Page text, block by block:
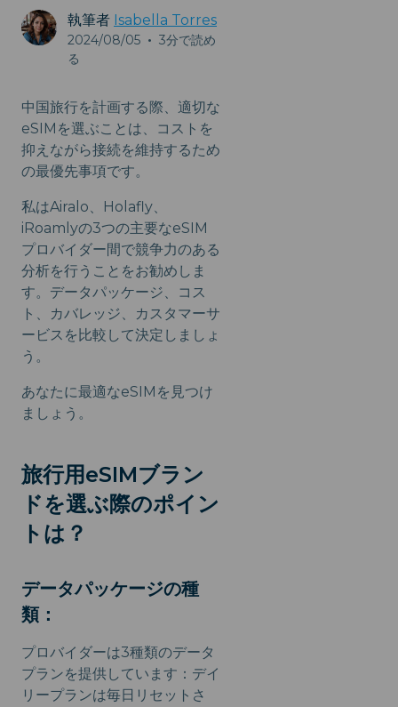
執筆者 Isabella Torres
2024/08/05 • 3分で読め
る
中国旅行を計画する際、適切な
eSIMを選ぶことは、コストを
抑えながら接続を維持するため
の最優先事項です。
私はAiralo、Holafly、
iRoamlyの3つの主要なeSIM
プロバイダー間で競争力のある
分析を行うことをお勧めしま
す。データパッケージ、コス
ト、カバレッジ、カスタマーサ
ービスを比較して決定しましょ
う。
あなたに最適なeSIMを見つけ
ましょう。
旅行用eSIMブラン
ドを選ぶ際のポイン
トは？
データパッケージの種
類：
プロバイダーは3種類のデータ
プランを提供しています：デイ
リープランは毎日リセットさ